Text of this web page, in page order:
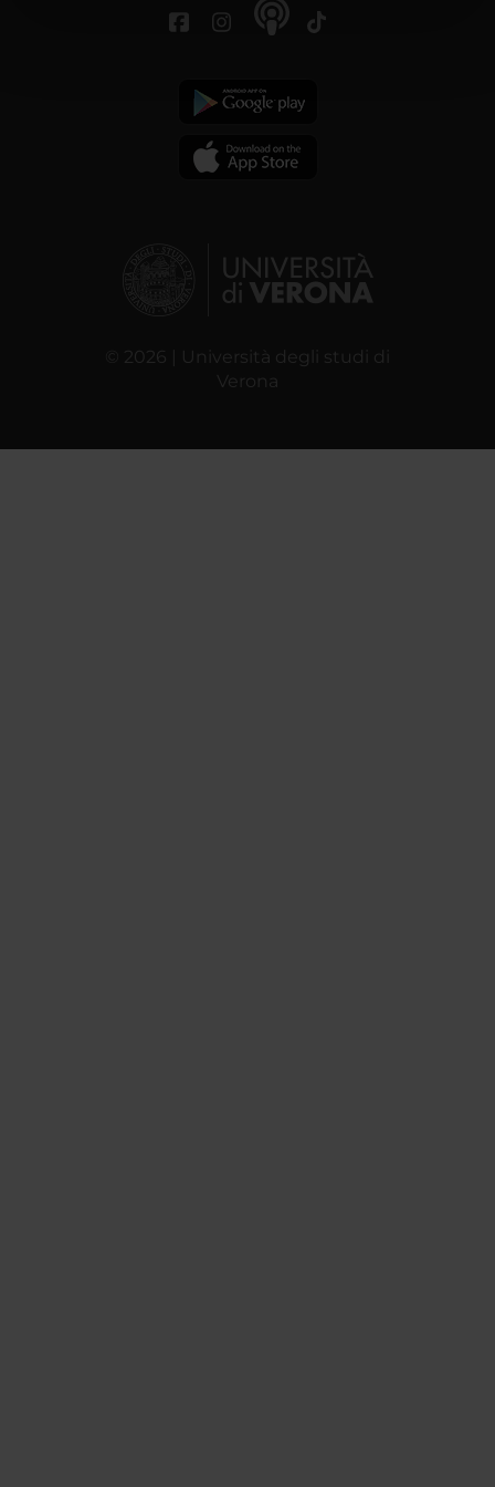
nostri partner che si occupano di analisi dei dati web,
raccolto dal tuo utilizzo dei loro servizi.
© 2026 | Università degli studi di
Verona